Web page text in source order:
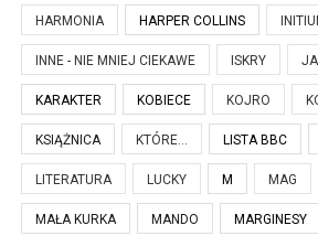
HARMONIA HARPER COLLINS
INNE - NIE MNIEJ CIEKAWE ISKRY
KARAKTER KOBIECE KOJRO
KSIĄŻNICA KTÓRE... LISTA BBC
LITERATURA LUCKY M MAG
MAŁA KURKA MANDO MARGINESY